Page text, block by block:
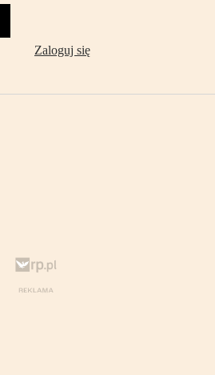
Zaloguj się